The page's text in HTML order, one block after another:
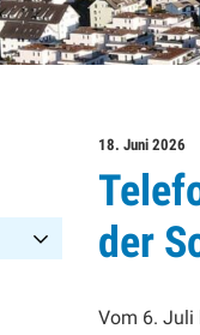
der
18. Juni 2026
Vom 6. Juli